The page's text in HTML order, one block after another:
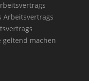
Arbeitsvertrags
geltend machen